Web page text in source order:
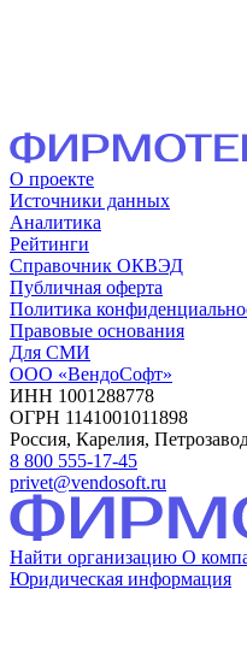
О проекте
Источники данных
Аналитика
Рейтинги
Справочник ОКВЭД
Публичная оферта
Политика
Правовые основания
Для СМИ
ООО «ВендоСофт»
ИНН 1001288778
ОГРН 1141001011898
Россия, Карелия,
8 800 555-17-45
privet@vendosoft.ru
Найти организацию О
Юридическая информация